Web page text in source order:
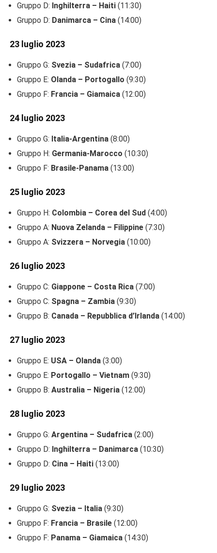
Gruppo D: Inghilterra – Haiti (11:30)
Gruppo D: Danimarca – Cina (14:00)
23 luglio 2023
Gruppo G: Svezia – Sudafrica (7:00)
Gruppo E: Olanda – Portogallo (9:30)
Gruppo F: Francia – Giamaica (12:00)
24 luglio 2023
Gruppo G: Italia-Argentina (8:00)
Gruppo H: Germania-Marocco (10:30)
Gruppo F: Brasile-Panama (13:00)
25 luglio 2023
Gruppo H: Colombia – Corea del Sud (4:00)
Gruppo A: Nuova Zelanda – Filippine (7:30)
Gruppo A: Svizzera – Norvegia (10:00)
26 luglio 2023
Gruppo C: Giappone – Costa Rica (7:00)
Gruppo C: Spagna – Zambia (9:30)
Gruppo B: Canada – Repubblica d’Irlanda (14:00)
27 luglio 2023
Gruppo E: USA – Olanda (3:00)
Gruppo E: Portogallo – Vietnam (9:30)
Gruppo B: Australia – Nigeria (12:00)
28 luglio 2023
Gruppo G: Argentina – Sudafrica (2:00)
Gruppo D: Inghilterra – Danimarca (10:30)
Gruppo D: Cina – Haiti (13:00)
29 luglio 2023
Gruppo G: Svezia – Italia (9:30)
Gruppo F: Francia – Brasile (12:00)
Gruppo F: Panama – Giamaica (14:30)